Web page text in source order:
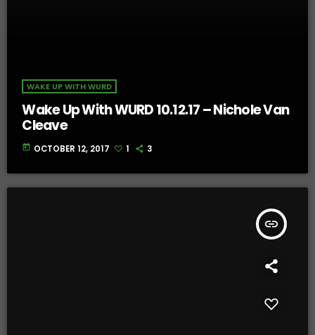
WAKE UP WITH WURD
Wake Up With WURD 10.12.17 – Nichole Van
Cleave
today OCTOBER 12, 2017 1 3
insert_link